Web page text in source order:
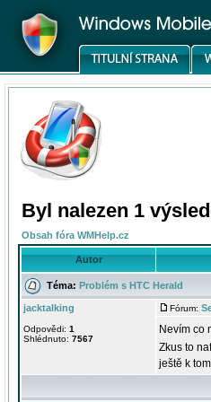
Byl nalezen 1
Obsah fóra WMHelp.cz
Autor
Téma: Problém s HTC Herald
jacktalking
Odpovědi: 1
Shlédnuto: 7567
Fórum:
Nevím co
Zkus to
ještě k